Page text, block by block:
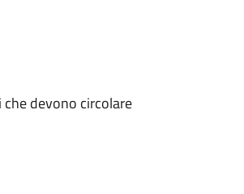
devono circolare